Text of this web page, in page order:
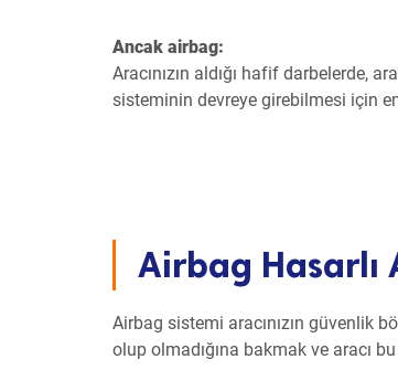
Ancak airbag:
Aracınızın aldığı hafif darbelerde,
sisteminin devreye girebilmesi için
Airbag Hasarlı
Airbag sistemi aracınızın güvenlik
olup olmadığına bakmak ve aracı